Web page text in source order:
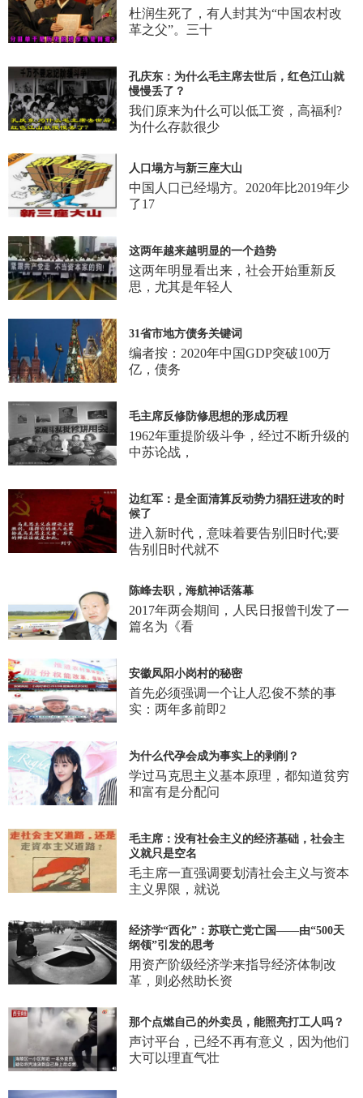
杜润生死了，有人封其为“中国农村改
革之父”。三十
孔庆东：为什么毛主席去世后，红色江山就
慢慢丢了？
我们原来为什么可以低工资，高福利?
为什么存款很少
人口塌方与新三座大山
中国人口已经塌方。2020年比2019年少
了17
这两年越来越明显的一个趋势
这两年明显看出来，社会开始重新反
思，尤其是年轻人
31省市地方债务关键词
编者按：2020年中国GDP突破100万
亿，债务
毛主席反修防修思想的形成历程
1962年重提阶级斗争，经过不断升级的
中苏论战，
边红军：是全面清算反动势力猖狂进攻的时
候了
进入新时代，意味着要告别旧时代;要
告别旧时代就不
陈峰去职，海航神话落幕
2017年两会期间，人民日报曾刊发了一
篇名为《看
安徽凤阳小岗村的秘密
首先必须强调一个让人忍俊不禁的事
实：两年多前即2
为什么代孕会成为事实上的剥削？
学过马克思主义基本原理，都知道贫穷
和富有是分配问
毛主席：没有社会主义的经济基础，社会主
义就只是空名
毛主席一直强调要划清社会主义与资本
主义界限，就说
经济学“西化”：苏联亡党亡国——由“500天
纲领”引发的思考
用资产阶级经济学来指导经济体制改
革，则必然助长资
那个点燃自己的外卖员，能照亮打工人吗？
声讨平台，已经不再有意义，因为他们
大可以理直气壮